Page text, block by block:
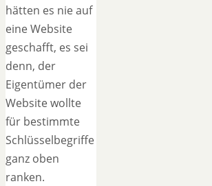
hätten es nie auf
eine Website
geschafft, es sei
denn, der
Eigentümer der
Website wollte
für bestimmte
Schlüsselbegriffe
ganz oben
ranken.